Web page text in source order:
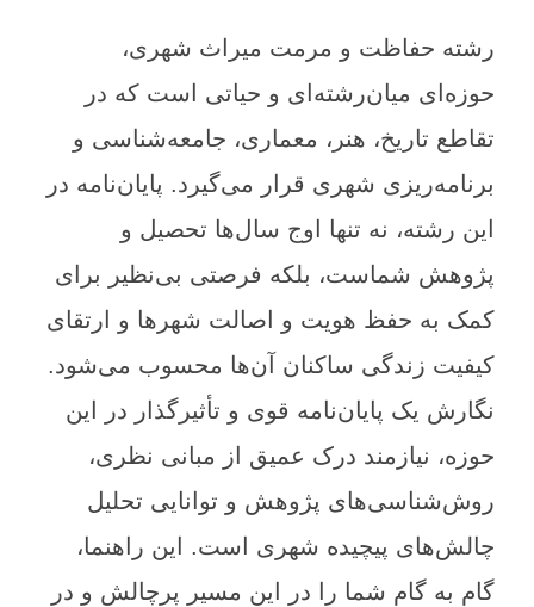
رشته حفاظت و مرمت میراث شهری،
حوزه‌ای میان‌رشته‌ای و حیاتی است که در
تقاطع تاریخ، هنر، معماری، جامعه‌شناسی و
برنامه‌ریزی شهری قرار می‌گیرد. پایان‌نامه در
این رشته، نه تنها اوج سال‌ها تحصیل و
پژوهش شماست، بلکه فرصتی بی‌نظیر برای
کمک به حفظ هویت و اصالت شهرها و ارتقای
کیفیت زندگی ساکنان آن‌ها محسوب می‌شود.
نگارش یک پایان‌نامه قوی و تأثیرگذار در این
حوزه، نیازمند درک عمیق از مبانی نظری،
روش‌شناسی‌های پژوهش و توانایی تحلیل
چالش‌های پیچیده شهری است. این راهنما،
گام به گام شما را در این مسیر پرچالش و در